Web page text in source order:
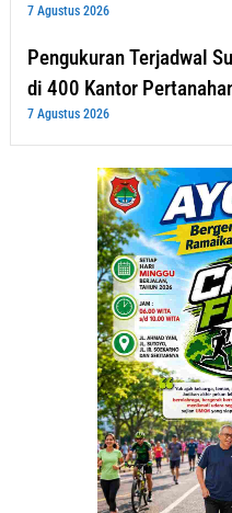
7 Agustus 2026
Pengukuran Terjadwal
di 400 Kantor
7 Agustus 2026